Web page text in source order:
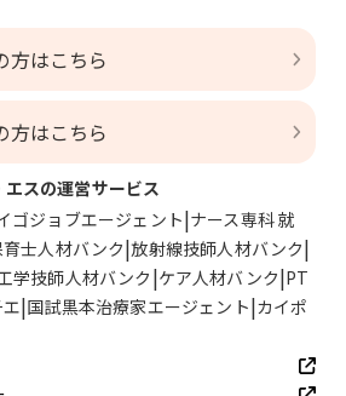
方はこちら
方はこちら
スの運営サービス
ゴジョブエージェント ナース専科 就
士人材バンク 放射線技師人材バンク
学技師人材バンク ケア人材バンク PT
国試黒本治療家エージェント カイポ